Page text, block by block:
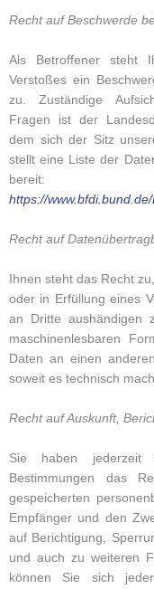
Recht auf Beschwerde
Als Betroffener steht
Verstoßes ein
zu. Zuständige
Fragen ist der
dem sich der Sitz
stellt eine Liste der
bereit:
https://
Recht auf
Ihnen steht das Recht
oder in Erfüllung eines
an Dritte aushändigen
maschinenlesbaren
Daten an einen
soweit es technisch
Recht auf Auskunft,
Sie haben jederzeit
Bestimmungen das
gespeicherten
Empfänger und den
auf Berichtigung,
und auch zu weiteren
können Sie sich